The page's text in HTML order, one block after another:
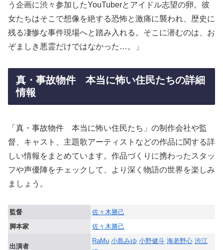
う企画に渋々参加したYouTuberとアイドル志望の卵。彼
女たちはそこで想像を絶する恐怖と激痛に襲われ、歴史に
残る凄惨な事件現場へと踏み入れる。そこに潜むのは、お
ぞましき悪霊だけではなかった…。」
真・事故物件 本当に怖い住民たちの詳細
情報
「真・事故物件 本当に怖い住民たち」の制作会社や監
督、キャスト、主題歌アーティストなどの作品に関する詳
しい情報をまとめています。作品づくりに携わったスタッ
フや声優陣をチェックして、より深く物語の世界を楽しみ
ましょう。
監督
佐々木勝己
脚本家
佐々木勝己
出演者
RaMu 小島みゆ 小野健斗 海老野心 渋江